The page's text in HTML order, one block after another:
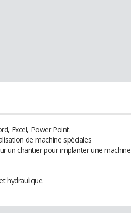
Excel, Power Point.
de machine spéciales
un chantier pour implanter une machine
hydraulique.